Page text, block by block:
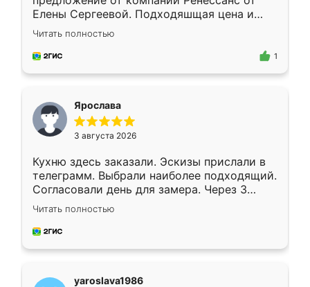
Елены Сергеевой. Подходяшщая цена и
короткие сроки изготовления. Приехавший
для замера сотрудник Владислав
предложил по моему эскизу самый
Читать полностью
1
Ярослава
3 августа 2026
Кухню здесь заказали. Эскизы прислали в
телеграмм. Выбрали наиболее подходящий.
Согласовали день для замера. Через 3
недели кухня была уже готова. Остались
довольны работой. Спасибо Ренессанс
мебель за качественную работу!
Читать полностью
yaroslava1986